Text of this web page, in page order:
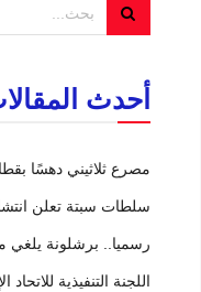
أحدث
مصرع ثلاثيني دهسًا
سلطات سبتة تعلن انتشال 80 جثة وتحديد هوية أربعة
رسميا.. برشلونة يلغي
اللجنة التنفيذية